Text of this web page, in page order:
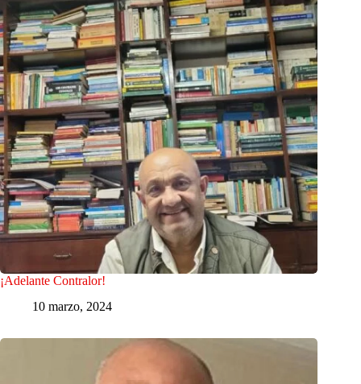
¡Adelante Contralor!
10 marzo, 2024